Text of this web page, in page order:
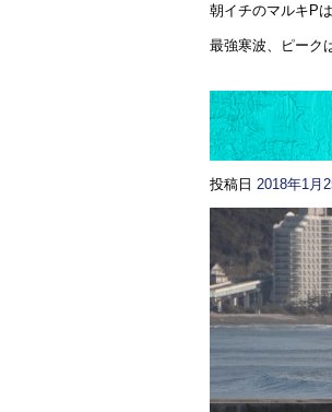
朝イチのマルキP
最強寒波、ピーク
投稿日 2018年1月